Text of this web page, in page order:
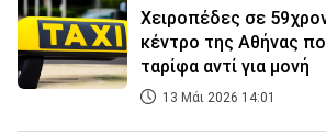
Χειροπέδες σε
κέντρο της Αθήνας
ταρίφα αντί για μονή
13 Μάι 2026 14:01